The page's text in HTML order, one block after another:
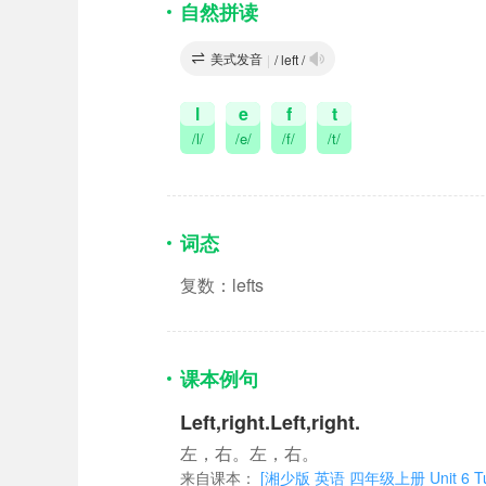
自然拼读
美式发音 | / left /
l
/l/
e
/e/
f
/f/
t
/t/
词态
复数：lefts
课本例句
Left,right.Left,right.
左，右。左，右。
来自课本： [湘少版 英语 四年级上册 Unit 6